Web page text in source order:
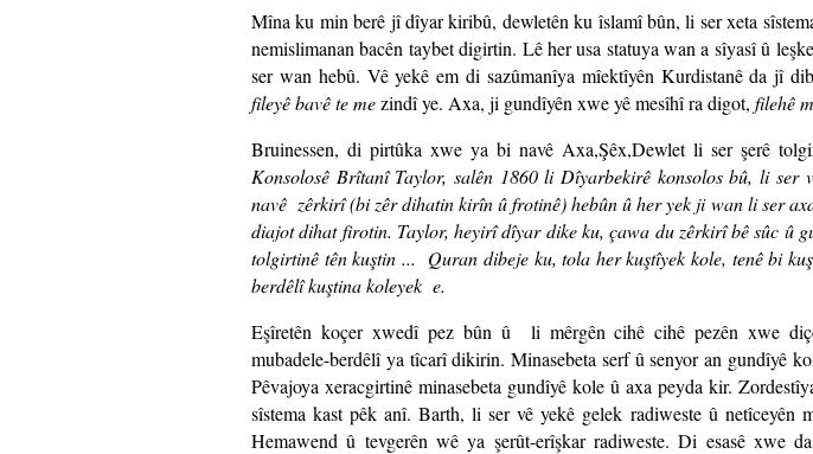
Mîna ku min berê jî dîyar kiribû, dewletên ku îslamî bûn, li ser xeta
nemislimanan bacên taybet digirtin. Lê her usa statuya wan a sîyasî û
ser wan hebû. Vê yekê em di sazûmanîya mîektîyên Kurdistanê da jî
fileyê bavê te mezindî ye. Axa, ji gundîyên xwe yê mesîhî ra digot, filehê
Bruinessen, di pirtûka xwe ya bi navê Axa,Şêx,Dewlet li ser şerê
Konsolosê Brîtanî Taylor, salên 1860 li Dîyarbekirê konsolos bû, li
navê zêrkirî (bi zêr dihatin kirîn û frotinê) hebûn û her yek ji wan li ser
diajot dihat firotin. Taylor, heyirî dîyar dike ku, çawa du zêrkirî bê sûc û
tolgirtinê tên kuştin ... Quran dibeje ku, tola her kuştîyek kole, tenê bi
berdêlî kuştina koleyek e.
Eşîretên koçer xwedî pez bûn û li mêrgên cihê cihê pezên xwe
mubadele-berdêlî ya tîcarî dikirin. Minasebeta serf û senyor an gundîyê
Pêvajoya xeracgirtinê minasebeta gundîyê kole û axa peyda kir.
sîstema kast pêk anî. Barth, li ser vê yekê gelek radiweste û netîceyên
Hemawend û tevgerên wê ya şerût-erîşkar radiweste. Di esasê xwe